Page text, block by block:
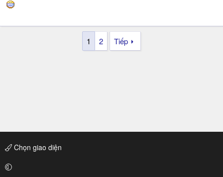
1 2 Tiếp
Chọn giao diện